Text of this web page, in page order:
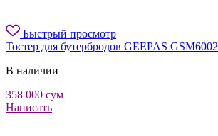
Быстрый просмотр
Тостер для бутербродов GEEPAS GSM6002
В наличии
358 000 сум
Написать